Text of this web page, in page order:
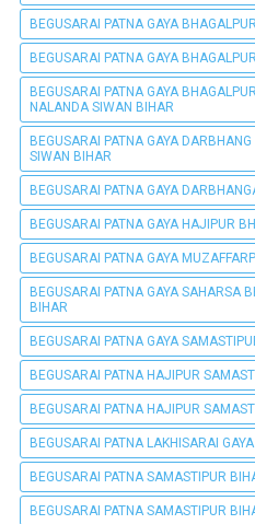
BEGUSARAI PATNA GAYA
BEGUSARAI PATNA GAYA
BEGUSARAI PATNA GAYA
NALANDA SIWAN BIHAR
BEGUSARAI PATNA GAYA
SIWAN BIHAR
BEGUSARAI PATNA GAYA
BEGUSARAI PATNA GAYA HAJIPUR
BEGUSARAI PATNA GAYA
BEGUSARAI PATNA GAYA SAHARSA
BIHAR
BEGUSARAI PATNA GAYA
BEGUSARAI PATNA HAJIPUR
BEGUSARAI PATNA HAJIPUR
BEGUSARAI PATNA LAKHISARAI
BEGUSARAI PATNA SAMASTIPUR
BEGUSARAI PATNA SAMASTIPUR